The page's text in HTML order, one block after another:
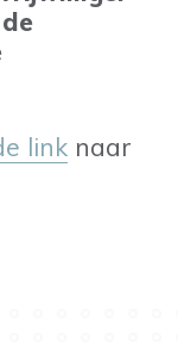
de
link naar